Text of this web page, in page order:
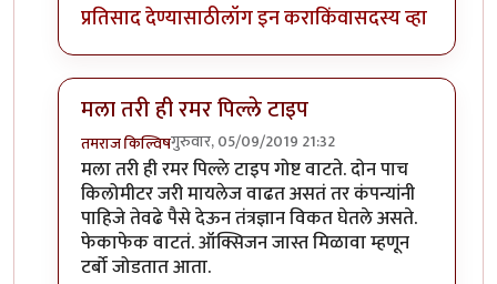
प्रतिसाद देण्यासाठीलॉग इन कराकिंवासदस्य व्हा
मला तरी ही रमर पिल्ले टाइप
तमराज किल्विषगुरुवार, 05/09/2019 21:32
In reply toचांगला धागा आहे .. सकारत्मकbyखिलजि
मला तरी ही रमर पिल्ले टाइप गोष्ट वाटते. दोन पाच
किलोमीटर जरी मायलेज वाढत असतं तर कंपन्यांनी
पाहिजे तेवढे पैसे देऊन तंत्रज्ञान विकत घेतले असते.
फेकाफेक वाटतं. ऑक्सिजन जास्त मिळावा म्हणून
टर्बो जोडतात आता.